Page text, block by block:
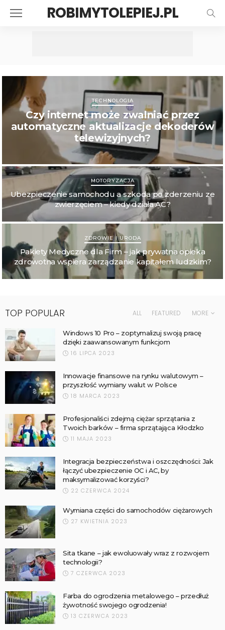
ROBIMYTOLEPIEJ.PL
TECHNOLOGIA
Czy internet może zwalniać przez
automatyczne aktualizacje dekoderów
telewizyjnych?
MOTORYZACJA
Ubezpieczenie samochodu a szkoda po zderzeniu ze
zwierzęciem – kiedy działa AC?
ZDROWIE I URODA
Pakiety Medyczne dla Firm – jak prywatna opieka
zdrowotna wspiera zarządzanie kapitałem ludzkim?
TOP POPULAR ALL FEATURED MORE
Windows 10 Pro – zoptymalizuj swoją pracę
dzięki zaawansowanym funkcjom
16 LIPCA 2023
Innowacje finansowe na rynku walutowym –
przyszłość wymiany walut w Polsce
18 MARCA 2023
Profesjonaliści zdejmą ciężar sprzątania z
Twoich barków – firma sprzątająca Kłodzko
11 MAJA 2023
Integracja bezpieczeństwa i oszczędności: Jak
łączyć ubezpieczenie OC i AC, by
maksymalizować korzyści?
22 CZERWCA 2024
Wymiana części do samochodów ciężarowych
27 KWIETNIA 2023
Sita tkane – jak ewoluowały wraz z rozwojem
technologii?
7 CZERWCA 2023
Farba do ogrodzenia metalowego – przedłuż
żywotność swojego ogrodzenia!
13 CZERWCA 2023